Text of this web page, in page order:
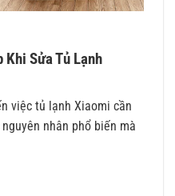
Khi Sửa Tủ Lạnh
việc tủ lạnh Xiaomi cần
nhân phổ biến mà